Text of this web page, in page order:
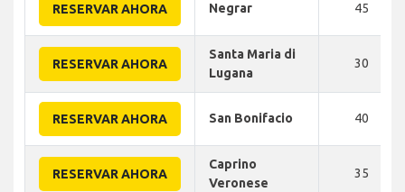
RESERVAR AHORA Negrar 45
RESERVAR AHORA
Santa Maria di
Lugana
30
RESERVAR AHORA San Bonifacio 40
RESERVAR AHORA
Caprino
Veronese
35